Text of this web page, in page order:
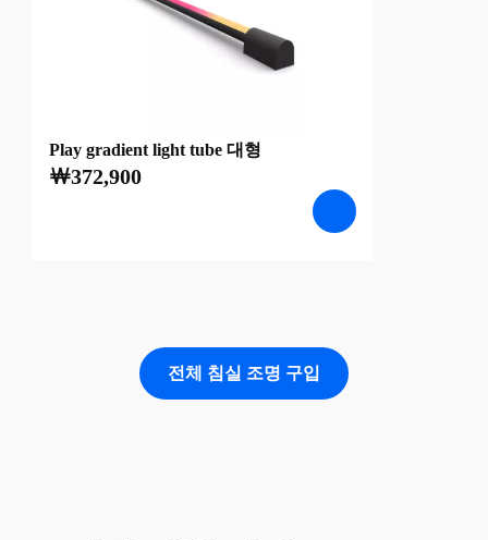
Play gradient light tube 대형
￦372,900
전체 침실 조명 구입